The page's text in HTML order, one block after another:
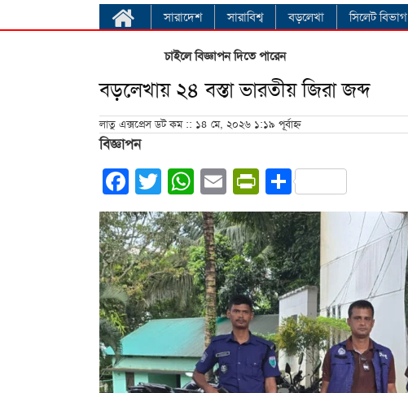
সারাদেশ সারাবিশ্ব বড়লেখা সিলেট বিভাগ
চাইলে বিজ্ঞাপন দিতে পারেন
বড়লেখায় ২৪ বস্তা ভারতীয় জিরা জব্দ
লাতু এক্সপ্রেস ডট কম :: ১৪ মে, ২০২৬ ১:১৯ পূর্বাহ্ন
বিজ্ঞাপন
Facebook
Twitter
WhatsApp
EmailPrintFriendly
Share